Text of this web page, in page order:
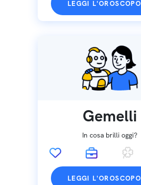
LEGGI L'OROSCOPO
Gemelli
In cosa brilli oggi?
LEGGI L'OROSCOPO